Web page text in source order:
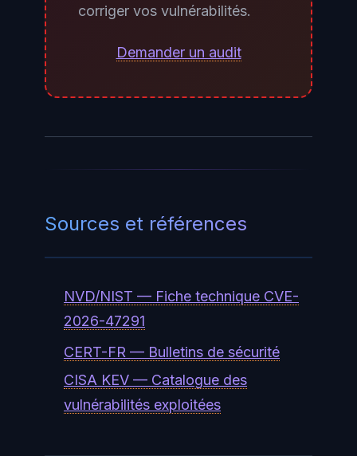
votre version de Windows. Pour
MaxRequestBytes : reg query
n'existe pas ou vaut 16384
est en place et le risque est réduit
corriger vos vulnérabilités.
Demander un audit
Sources et références
NVD/NIST — Fiche technique CVE-
2026-47291
CERT-FR — Bulletins de sécurité
CISA KEV — Catalogue des
vulnérabilités exploitées